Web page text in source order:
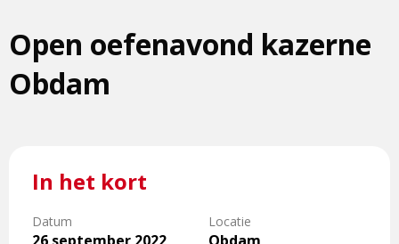
Open oefenavond kazerne
Obdam
In het kort
Datum Locatie